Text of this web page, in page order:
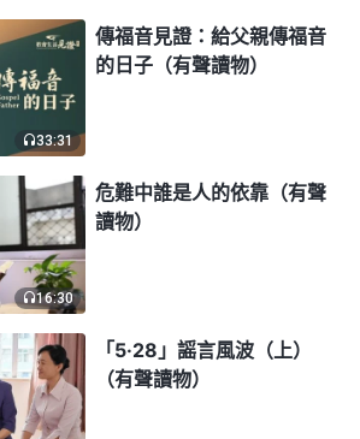
，看起了《羔羊展開的書卷》，還
，主啊！多少年來，所有信主的人
可現在聚會交通的都不是聖經裏的
該怎麽信你呀？求你指引我前行的
33:31
傳福音見證：給父親傳福音
的日子（有聲讀物）
16:30
危難中誰是人的依靠（有聲
讀物）
「5·28」謡言風波（上）
（有聲讀物）